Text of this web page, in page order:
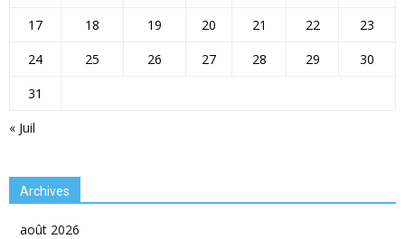
« Juil
17
18 19 20 21 22
23
24
25 26 27 28 29
30
31
Archives
août 2026